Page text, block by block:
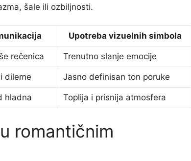
šale ili ozbiljnosti.
Upotreba vizuelnih simbola
rečenica Trenutno slanje emocije
dileme Jasno definisan ton poruke
hladna Toplija i prisnija atmosfera
romantičnim